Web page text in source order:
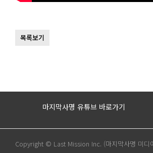
목록보기
마지막사명 유튜브 바로가기
Copyright © Last Mission Inc. (마지막사명 미디